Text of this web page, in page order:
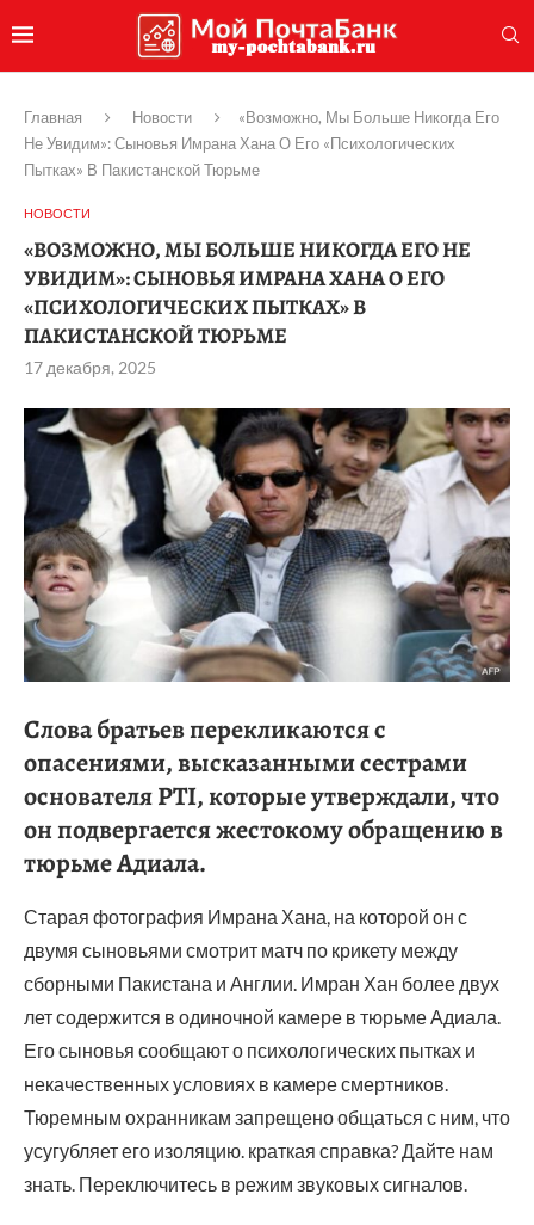
Главная Новости
«Возможно, Мы Больше Никогда Его
Не Увидим»: Сыновья Имрана Хана О Его «Психологических
Пытках» В Пакистанской Тюрьме
НОВОСТИ
«ВОЗМОЖНО, МЫ БОЛЬШЕ НИКОГДА ЕГО НЕ
УВИДИМ»: СЫНОВЬЯ ИМРАНА ХАНА О ЕГО
«ПСИХОЛОГИЧЕСКИХ ПЫТКАХ» В
ПАКИСТАНСКОЙ ТЮРЬМЕ
17 декабря, 2025
Слова братьев перекликаются с
опасениями, высказанными сестрами
основателя PTI, которые утверждали, что
он подвергается жестокому обращению в
тюрьме Адиала.
Старая фотография Имрана Хана, на которой он с
двумя сыновьями смотрит матч по крикету между
сборными Пакистана и Англии. Имран Хан более двух
лет содержится в одиночной камере в тюрьме Адиала.
Его сыновья сообщают о психологических пытках и
некачественных условиях в камере смертников.
Тюремным охранникам запрещено общаться с ним, что
усугубляет его изоляцию. краткая справка? Дайте нам
знать. Переключитесь в режим звуковых сигналов.